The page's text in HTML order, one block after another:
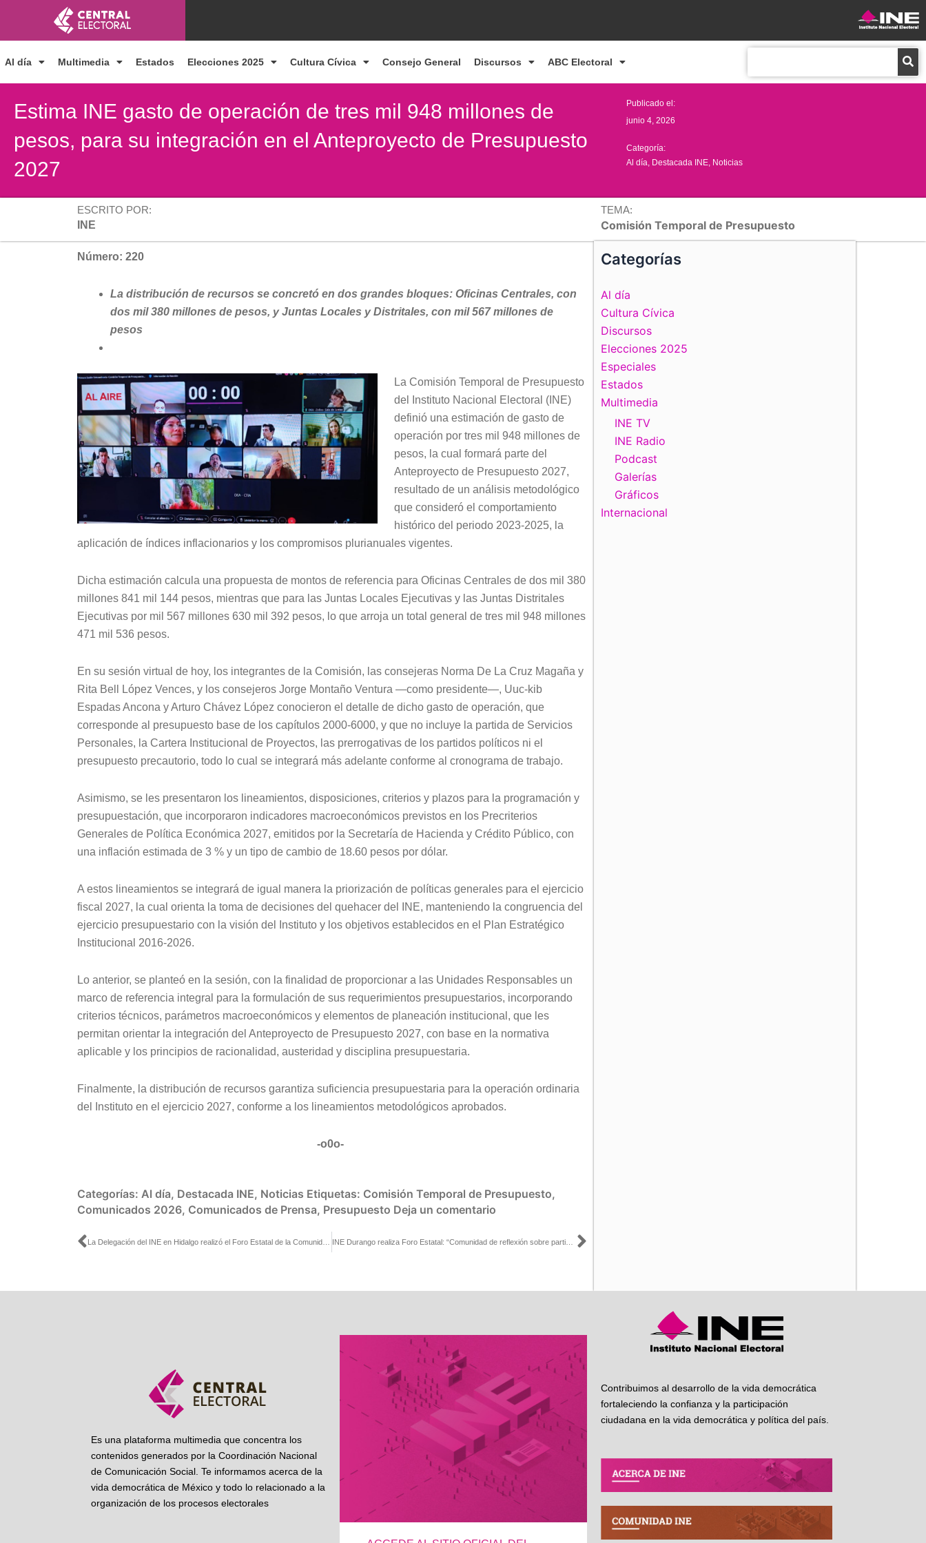
contenido
Al día Multimedia Estados Elecciones 2025 Cultura Cívica Consejo General Discursos ABC Electoral
Estima INE gasto de operación de tres mil 948 millones de
pesos, para su integración en el Anteproyecto de Presupuesto
2027
Publicado el:
junio 4, 2026
Categoría:
Al día Destacada INE Noticias
ESCRITO POR:
INE
TEMA:
Comisión Temporal de Presupuesto
Número: 220
La distribución de recursos se concretó en dos grandes bloques: Oficinas Centrales, con
dos mil 380 millones de pesos, y Juntas Locales y Distritales, con mil 567 millones de
pesos
La Comisión Temporal de Presupuesto
del Instituto Nacional Electoral (INE)
definió una estimación de gasto de
operación por tres mil 948 millones de
pesos, la cual formará parte del
Anteproyecto de Presupuesto 2027,
resultado de un análisis metodológico
que consideró el comportamiento
histórico del periodo 2023-2025, la
aplicación de índices inflacionarios y los compromisos plurianuales vigentes.
Dicha estimación calcula una propuesta de montos de referencia para Oficinas Centrales de dos mil 380
millones 841 mil 144 pesos, mientras que para las Juntas Locales Ejecutivas y las Juntas Distritales
Ejecutivas por mil 567 millones 630 mil 392 pesos, lo que arroja un total general de tres mil 948 millones
471 mil 536 pesos.
En su sesión virtual de hoy, los integrantes de la Comisión, las consejeras Norma De La Cruz Magaña y
Rita Bell López Vences, y los consejeros Jorge Montaño Ventura —como presidente—, Uuc-kib
Espadas Ancona y Arturo Chávez López conocieron el detalle de dicho gasto de operación, que
corresponde al presupuesto base de los capítulos 2000-6000, y que no incluye la partida de Servicios
Personales, la Cartera Institucional de Proyectos, las prerrogativas de los partidos políticos ni el
presupuesto precautorio, todo lo cual se integrará más adelante conforme al cronograma de trabajo.
Asimismo, se les presentaron los lineamientos, disposiciones, criterios y plazos para la programación y
presupuestación, que incorporaron indicadores macroeconómicos previstos en los Precriterios
Generales de Política Económica 2027, emitidos por la Secretaría de Hacienda y Crédito Público, con
una inflación estimada de 3 % y un tipo de cambio de 18.60 pesos por dólar.
A estos lineamientos se integrará de igual manera la priorización de políticas generales para el ejercicio
fiscal 2027, la cual orienta la toma de decisiones del quehacer del INE, manteniendo la congruencia del
ejercicio presupuestario con la visión del Instituto y los objetivos establecidos en el Plan Estratégico
Institucional 2016-2026.
Lo anterior, se planteó en la sesión, con la finalidad de proporcionar a las Unidades Responsables un
marco de referencia integral para la formulación de sus requerimientos presupuestarios, incorporando
criterios técnicos, parámetros macroeconómicos y elementos de planeación institucional, que les
permitan orientar la integración del Anteproyecto de Presupuesto 2027, con base en la normativa
aplicable y los principios de racionalidad, austeridad y disciplina presupuestaria.
Finalmente, la distribución de recursos garantiza suficiencia presupuestaria para la operación ordinaria
del Instituto en el ejercicio 2027, conforme a los lineamientos metodológicos aprobados.
-o0o-
Categorías: Al día, Destacada INE, Noticias Etiquetas: Comisión Temporal de Presupuesto,
Comunicados 2026, Comunicados de Prensa, Presupuesto Deja un comentario
Ant Siguiente
Categorías
Al día
Cultura Cívica
Discursos
Elecciones 2025
Especiales
Estados
Multimedia
INE TV
INE Radio
Podcast
Galerías
Gráficos
Internacional
Es una plataforma multimedia que concentra los
contenidos generados por la Coordinación Nacional
de Comunicación Social. Te informamos acerca de la
vida democrática de México y todo lo relacionado a la
organización de los procesos electorales
Contribuimos al desarrollo de la vida democrática
fortaleciendo la confianza y la participación
ciudadana en la vida democrática y política del país.